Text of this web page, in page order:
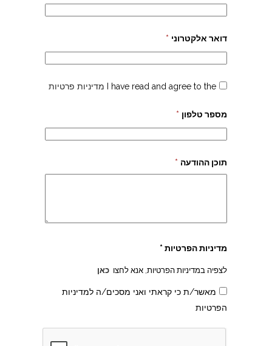
דואר אלקטרוני *
I have read and agree to the מדיניות פרטיות
מספר טלפון *
תוכן ההודעה *
מדיניות הפרטיות *
לצפיה במדיניות הפרטיות, אנא לחצו כאן
מאשר/ת כי קראתי ואני מסכים/ה למדיניות
הפרטיות